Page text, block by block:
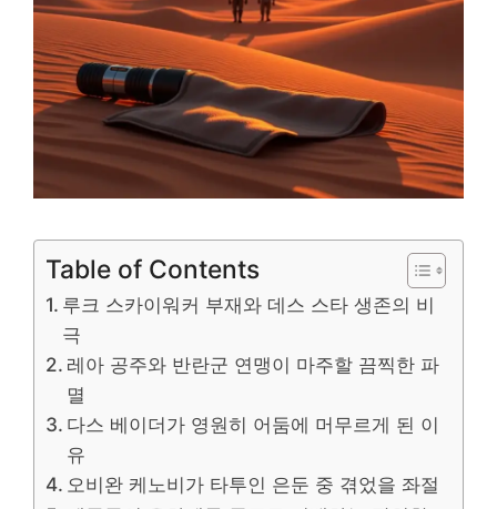
Table of Contents
루크 스카이워커 부재와 데스 스타 생존의 비
극
레아 공주와 반란군 연맹이 마주할 끔찍한 파
멸
다스 베이더가 영원히 어둠에 머무르게 된 이
유
오비완 케노비가 타투인 은둔 중 겪었을 좌절